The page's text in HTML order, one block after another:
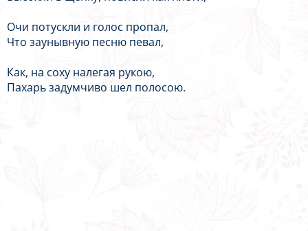
Очи потускли и голос пропал,
Что заунывную песню певал,
Как, на соху налегая рукою,
Пахарь задумчиво шел полосою.